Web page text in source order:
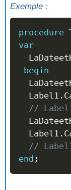
Exemple :
procedure
var
begin
  Label1
.
//
  Label1
.
//
end ;